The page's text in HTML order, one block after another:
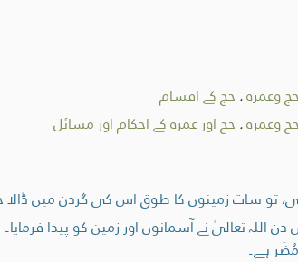
حج وعمرہ. حج کے اقسام
حج وعمرہ. حج اور عمرہ کے احکام اور مسائل
سات زمینوں کا طوق اس کی گردن میں ڈالا
تعالیٰ نے آسمانوں اور زمین کو پیدا
ہے۔